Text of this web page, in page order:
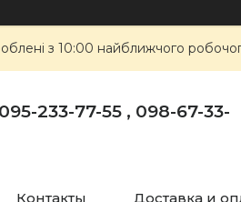
з 10:00 найближчого
233-77-55 , 098-67-33-
Контакты Доставка и